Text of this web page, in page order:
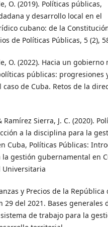
O. (2019). Políticas públicas,
y desarrollo local en el
cubano: de la
de Políticas Públicas, 5 (2),
O. (2022). Hacia un gobierno
públicas: progresiones
de Cuba. Retos de la
Sierra, J. C. (2020).
a la disciplina para la
Cuba, Políticas Públicas:
gestión gubernamental en
Universitaria
y Precios de la República
29 del 2021. Bases generales
de trabajo para la